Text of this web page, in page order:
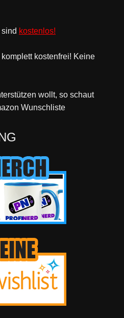
kostenlos!
kostenfrei! Keine
wollt, so schaut
Wunschliste